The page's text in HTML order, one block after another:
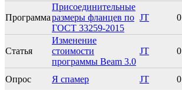
Программа
Присоединительные
размеры фланцев по
ГОСТ 33259-2015
JT 0
Статья
Изменение
стоимости
программы Beam 3.0
JT 0
Опрос Я спамер JT 0